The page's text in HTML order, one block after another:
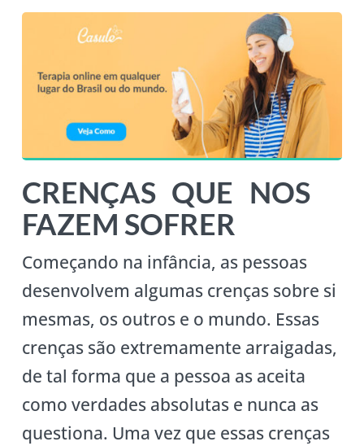
CRENÇAS QUE NOS
FAZEM SOFRER
Começando na infância, as pessoas
desenvolvem algumas crenças sobre si
mesmas, os outros e o mundo. Essas
crenças são extremamente arraigadas,
de tal forma que a pessoa as aceita
como verdades absolutas e nunca as
questiona. Uma vez que essas crenças